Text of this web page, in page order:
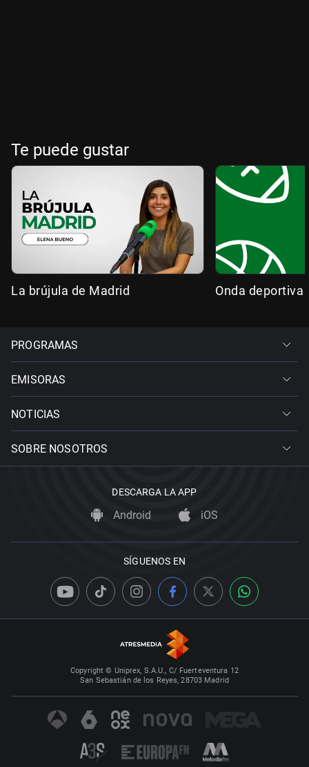
Te puede gustar
La brújula de Madrid Onda deportiva
PROGRAMAS
EMISORAS
NOTICIAS
SOBRE NOSOTROS
DESCARGA LA APP
Android iOS
SÍGUENOS EN
Copyright © Uniprex, S.A.U., C/ Fuerteventura 12
San Sebastián de los Reyes, 28703 Madrid